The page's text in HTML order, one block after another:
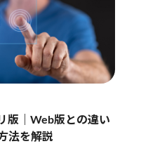
版｜Web版との違い
法を解説